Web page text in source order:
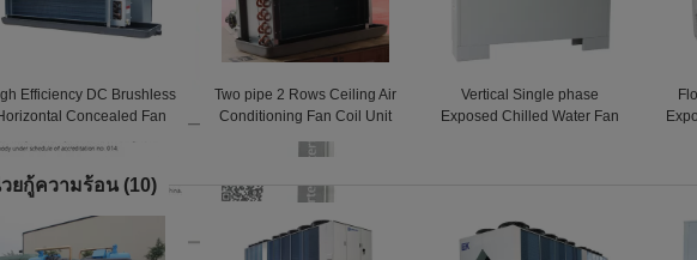
Efficiency DC Brushless
Concealed Fan
Coil Unit
Two pipe 2 Rows Ceiling Air
Conditioning Fan Coil Unit
ESP 35 pa
Vertical Single phase
Exposed Chilled Water Fan
ยกู้ความร้อน (10)